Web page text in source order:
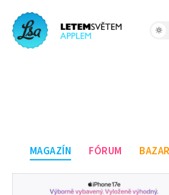
MAGAZÍN FÓRUM BAZAR